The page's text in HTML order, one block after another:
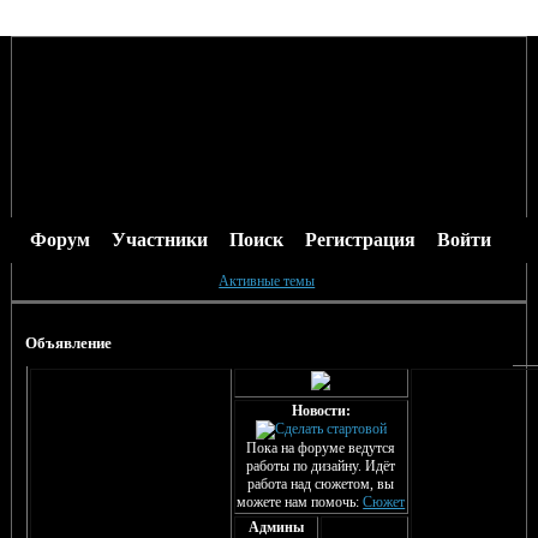
Форум Участники Поиск Регистрация Войти
Активные темы
Объявление
Новости:
Пока на форуме ведутся
работы по дизайну. Идёт
работа над сюжетом, вы
можете нам помочь:Сюжет
Админы